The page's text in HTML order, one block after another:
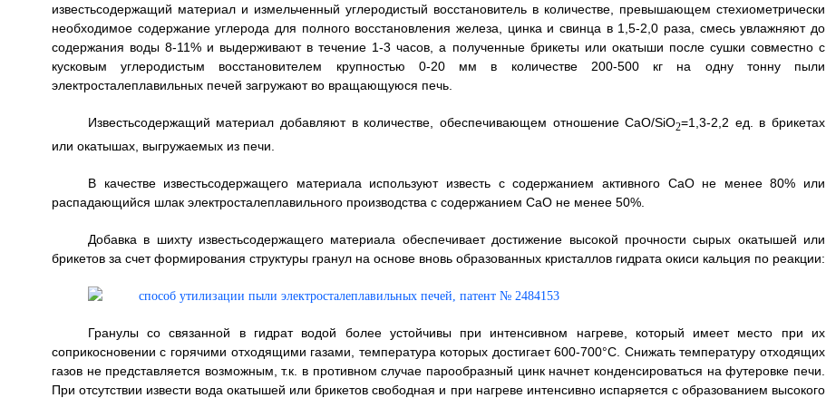
известьсодержащий материал и измельченный углеродистый восстановитель в количестве, превышающем стехиометрически
необходимое содержание углерода для полного восстановления железа, цинка и свинца в 1,5-2,0 раза, смесь увлажняют до
содержания воды 8-11% и выдерживают в течение 1-3 часов, а полученные брикеты или окатыши после сушки совместно с
кусковым углеродистым восстановителем крупностью 0-20 мм в количестве 200-500 кг на одну тонну пыли
электросталеплавильных печей загружают во вращающуюся печь.
Известьсодержащий материал добавляют в количестве, обеспечивающем отношение CaO/SiO2=1,3-2,2 ед. в брикетах
или окатышах, выгружаемых из печи.
В качестве известьсодержащего материала используют известь с содержанием активного CaO не менее 80% или
распадающийся шлак электросталеплавильного производства с содержанием CaO не менее 50%.
Добавка в шихту известьсодержащего материала обеспечивает достижение высокой прочности сырых окатышей или
брикетов за счет формирования структуры гранул на основе вновь образованных кристаллов гидрата окиси кальция по реакции:
Гранулы со связанной в гидрат водой более устойчивы при интенсивном нагреве, который имеет место при их
соприкосновении с горячими отходящими газами, температура которых достигает 600-700°C. Снижать температуру отходящих
газов не представляется возможным, т.к. в противном случае парообразный цинк начнет конденсироваться на футеровке печи.
При отсутствии извести вода окатышей или брикетов свободная и при нагреве интенсивно испаряется с образованием высокого